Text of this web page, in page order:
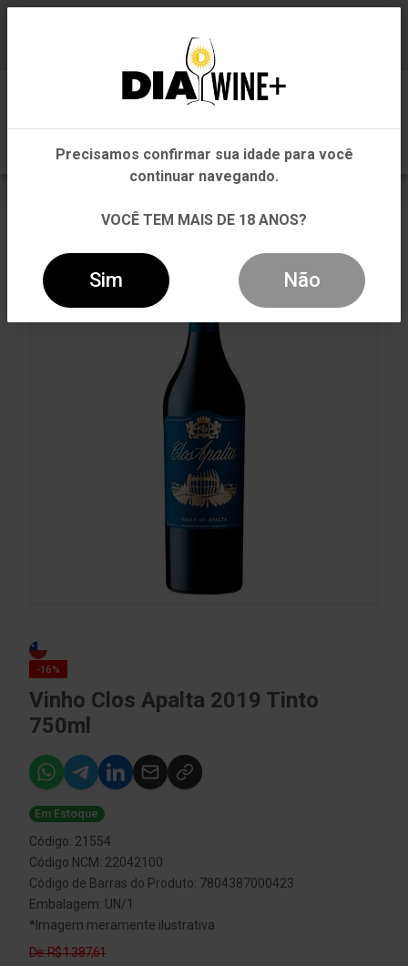
VINHO CLOS APALTA 2019 TINTO 750ML
-16%
Vinho Clos Apalta 2019 Tinto
750ml
Em Estoque
Código: 21554
Código NCM: 22042100
Código de Barras do Produto: 7804387000423
Embalagem: UN/1
*Imagem meramente ilustrativa
De: R$ 1.387,61
Em que Estado você está?
Pernambuco
Outros Estados
Precisamos confirmar sua idade para você
continuar navegando.
VOCÊ TEM MAIS DE 18 ANOS?
Sim Não